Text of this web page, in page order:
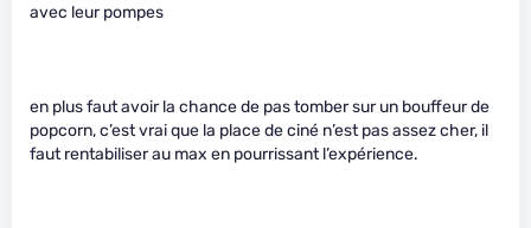
avec leur pompes
en plus faut avoir la chance de pas tomber sur un bouffeur de
popcorn, c’est vrai que la place de ciné n’est pas assez cher, il
faut rentabiliser au max en pourrissant l’expérience.